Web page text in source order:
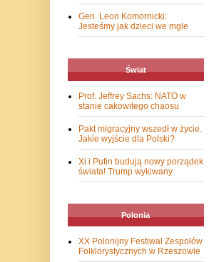
Gen. Leon Komornicki:
Jesteśmy jak dzieci we mgle
Świat
Prof. Jeffrey Sachs: NATO w
stanie cakowitego chaosu
Pakt migracyjny wszedł w życie.
Jakie wyjście dla Polski?
Xi i Putin budują nowy porządek
świata! Trump wykiwany
Polonia
XX Polonijny Festiwal Zespołów
Folklorystycznych w Rzeszowie